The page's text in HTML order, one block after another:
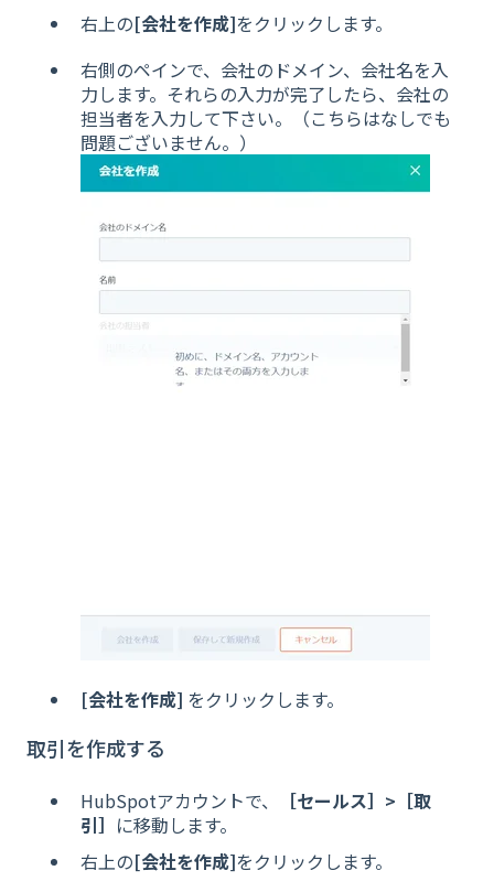
右上の[会社を作成]をクリックします。
右側のペインで、会社のドメイン、会社名を入
力します。それらの入力が完了したら、会社の
担当者を入力して下さい。（こちらはなしでも
問題ございません。）
[会社を作成] をクリックします。
取引を作成する
HubSpotアカウントで、
［セールス］>［取
引］ に移動します。
右上の[会社を作成]をクリックします。